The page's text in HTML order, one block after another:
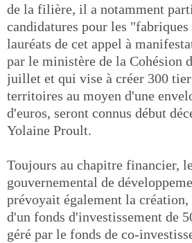
de la filière, il a notamment
candidatures pour les
lauréats de cet appel à
par le ministère de la Cohésion
juillet et qui vise à créer 300
territoires au moyen d'une
d'euros, seront connus début
Yolaine Proult.
Toujours au chapitre financier,
gouvernemental de
prévoyait également la
d'un fonds d'investissement de
géré par le fonds de co-